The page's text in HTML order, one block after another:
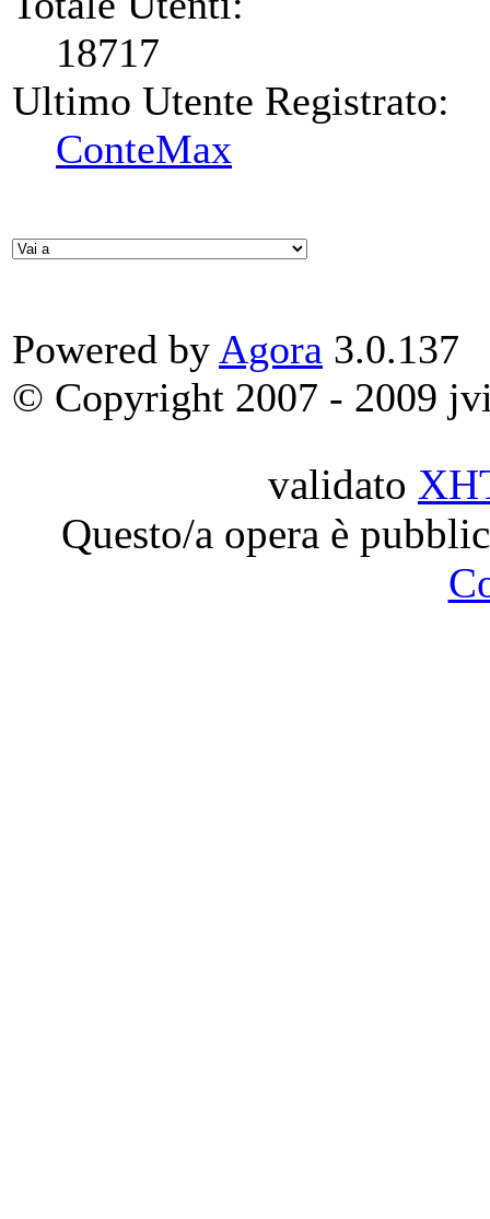
18717
Ultimo Utente Registrato:
ConteMax
Powered by Agora 3.0.137
© Copyright 2007 - 2009
validato
Questo/a opera è